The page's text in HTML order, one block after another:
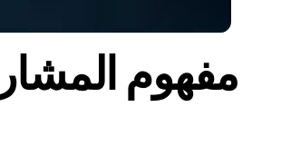
مفهوم